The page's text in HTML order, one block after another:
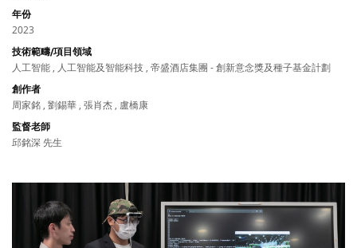
年份
2023
技術範疇/項目領域
人工智能 , 人工智能及智能科技 , 帝盛酒店集團 - 創新意念獎及種子基金計劃
創作者
周家銘 , 劉錫華 , 張肖杰 , 盧橋康
監督老師
邱銘深 先生